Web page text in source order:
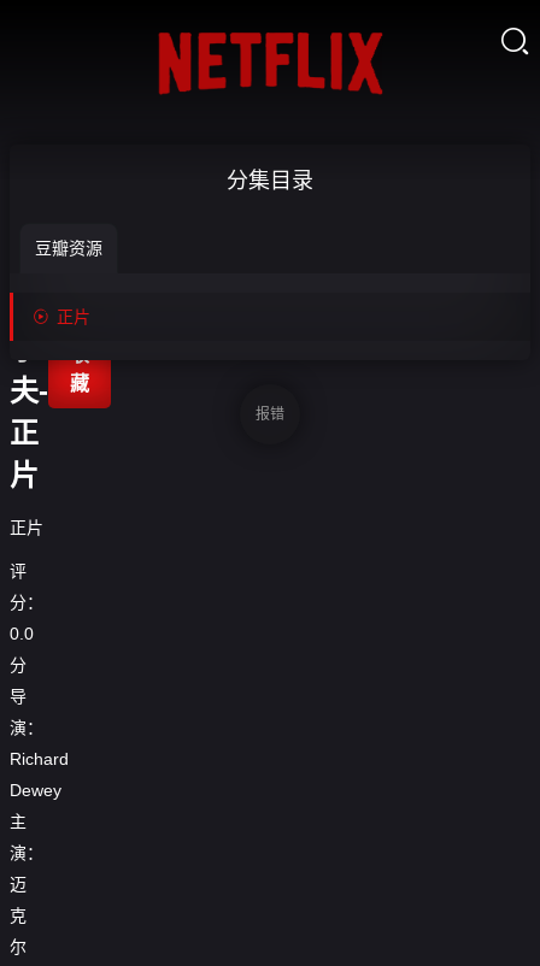

的
沃
尔
夫-
正
片
正片

藏
评
分：
0.0
分
导
演：
Richard
Dewey
主
演：
迈
克
尔
分集目录
豆瓣资源
 正片
报错